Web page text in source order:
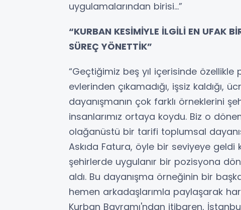
uygulamalarından birisi…”
“KURBAN KESİMİYLE İLGİLİ EN UFAK
SÜREÇ YÖNETTİK”
“Geçtiğimiz beş yıl içerisinde
evlerinden çıkamadığı, işsiz kaldığı,
dayanışmanın çok farklı örneklerini
insanlarımız ortaya koydu. Biz o
olağanüstü bir tarifi toplumsal
Askıda Fatura, öyle bir seviyeye geldi
şehirlerde uygulanır bir pozisyona
aldı. Bu dayanışma örneğinin bir
hemen arkadaşlarımla paylaşarak
Kurban Bayramı'ndan itibaren,